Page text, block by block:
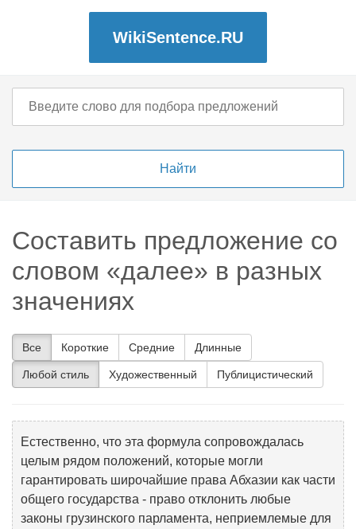
WikiSentence.RU
Составить предложение со
словом «далее» в разных
значениях
Все Короткие Средние Длинные
Любой стиль Художественный Публицистический
Естественно, что эта формула сопровождалась
целым рядом положений, которые могли
гарантировать широчайшие права Абхазии как части
общего государства - право отклонить любые
законы грузинского парламента, неприемлемые для